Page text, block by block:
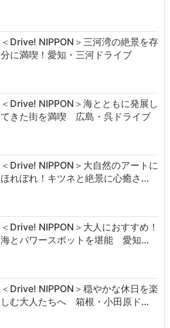
＜Drive! NIPPON＞三河湾の絶景を存
分に満喫！愛知・三河ドライブ
＜Drive! NIPPON＞海とともに発展し
てきた街を満喫 広島・呉ドライブ
＜Drive! NIPPON＞大自然のアートに
ほれぼれ！キツネと絶景に心癒さ…
＜Drive! NIPPON＞大人におすすめ！
海とパワースポットを堪能 愛知…
＜Drive! NIPPON＞穏やかな休日を楽
しむ大人たちへ 箱根・小田原ド…